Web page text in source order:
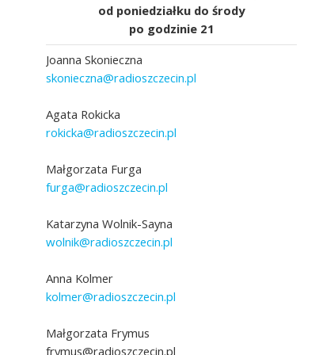
Kierownik Sekcji I ds.Niezawodowej i
Spokrewnionej Pieczy Zastępczej w
Szczecin i Karolina Witkowska koordynator
rodzinnej pieczy zastępczej CUS Szczecin
od poniedziałku do środy
po godzinie 21
Joanna Skonieczna
skonieczna@radioszczecin.pl
Agata Rokicka
rokicka@radioszczecin.pl
Małgorzata Furga
furga@radioszczecin.pl
Katarzyna Wolnik-Sayna
wolnik@radioszczecin.pl
Anna Kolmer
kolmer@radioszczecin.pl
Małgorzata Frymus
frymus@radioszczecin.pl